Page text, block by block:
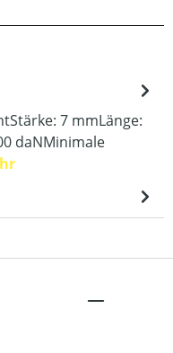
7 mmLänge:
daNMinimale